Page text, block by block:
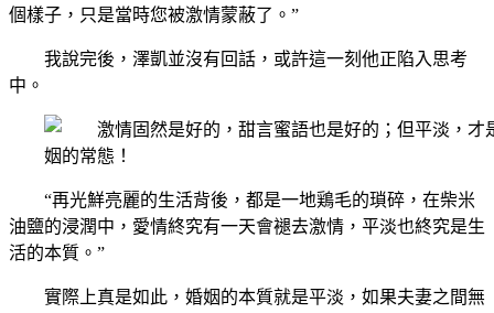
個樣子，只是當時您被激情蒙蔽了。”
我說完後，澤凱並沒有回話，或許這一刻他正陷入思考
中。
“再光鮮亮麗的生活背後，都是一地鶏毛的瑣碎，在柴米
油鹽的浸潤中，愛情終究有一天會褪去激情，平淡也終究是生
活的本質。”
實際上真是如此，婚姻的本質就是平淡，如果夫妻之間無